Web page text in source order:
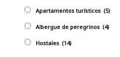
Apartamentos turísticos (5)
Albergue de peregrinos (4)
Hostales (14)